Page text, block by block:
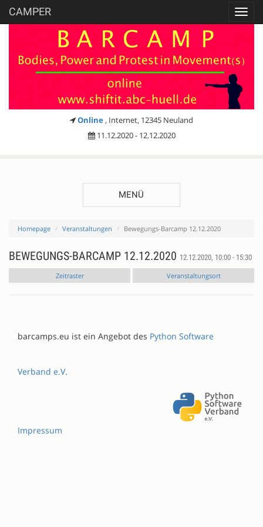
CAMPER
Online , Internet, 12345 Neuland
11.12.2020 - 12.12.2020
MENÜ
Homepage Veranstaltungen Bewegungs-Barcamp 12.12.2020
BEWEGUNGS-BARCAMP 12.12.2020 12.12.2020, 10:00 - 15:30
Zeitraster Veranstaltungsort
barcamps.eu ist ein Angebot des Python Software
Verband e.V.
Impressum